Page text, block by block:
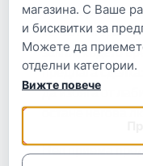
безсмъртният
колкото и
замък, където
предлага
да избяга от
остане негова
Нел приема
магазина. С Ваше
и бисквитки за
Можете да
отделни категории.
Вижте повече